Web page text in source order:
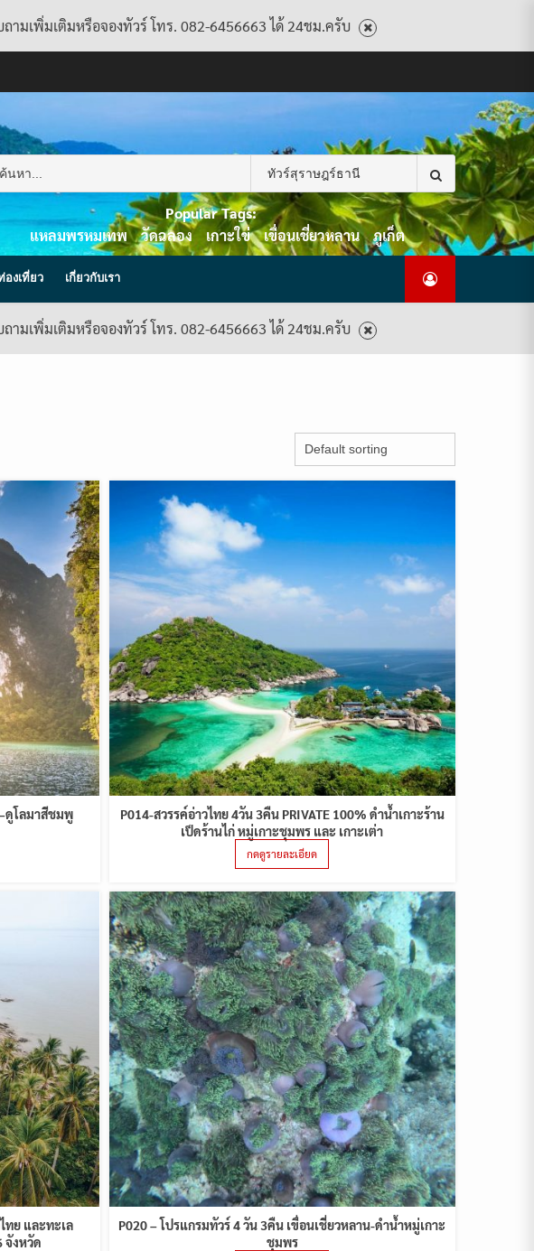
มเพิ่มเติมหรือจองทัวร์ โทร. 082-6456663 ได้ 24ชม.ครับ
CONDITIONS
ทั้งหมด
ไทย
ท็อป
ทัวร์
ทั้งหมด
Search
for:
Popular Tags:
แหลมพรหมเทพ
วัดฉลอง เกาะใข่ เขื่อนเชี่ยวหลาน ภูเก็ต
งเที่ยว เกี่ยวกับเรา
มเพิ่มเติมหรือจองทัวร์ โทร. 082-6456663 ได้ 24ชม.ครับ
ดูโลมาสีชมพู
P014-สวรรค์อ่าวไทย 4วัน 3คืน PRIVATE 100% ดำน้ำเกาะร้าน
เป็ดร้านไก่ หมู่เกาะชุมพร และ เกาะเต่า
กดดูรายละเอียด
ทย และทะเล
จังหวัด
P020 – โปรแกรมทัวร์ 4 วัน 3คืน เขื่อนเชี่ยวหลาน-ดำน้ำหมู่เกาะ
ชุมพร